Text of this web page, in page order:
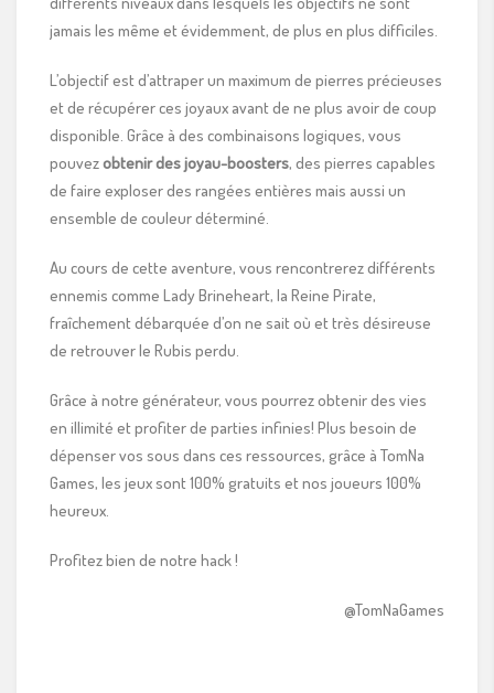
jamais les même et évidemment, de plus en plus difficiles.
L’objectif est d’attraper un maximum de pierres précieuses
et de récupérer ces joyaux avant de ne plus avoir de coup
disponible. Grâce à des combinaisons logiques, vous
pouvezobtenir des joyau-boosters, des pierres capables
de faire exploser des rangées entières mais aussi un
ensemble de couleur déterminé.
Au cours de cette aventure, vous rencontrerez différents
ennemis comme Lady Brineheart, la Reine Pirate,
fraîchement débarquée d’on ne sait où et très désireuse
de retrouver le Rubis perdu.
Grâce à notre générateur, vous pourrez obtenir des vies
en illimité et profiter de parties infinies! Plus besoin de
dépenser vos sous dans ces ressources, grâce à TomNa
Games, les jeux sont 100% gratuits et nos joueurs 100%
heureux.
Profitez bien de notre hack !
@TomNaGames